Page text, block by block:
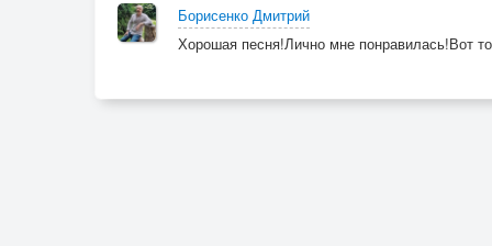
Борисенко Дмитрий
Хорошая песня!Лично мне понравилась!Вот